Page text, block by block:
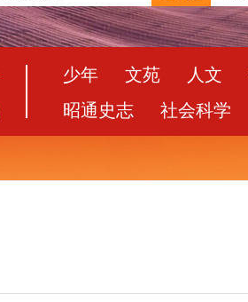
少年 文苑 人文
昭通史志
社会科学